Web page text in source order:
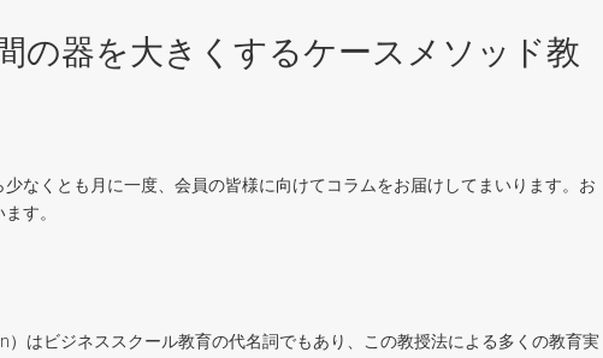
の器を大きくするケースメソッド教
なくとも月に一度、会員の皆様に向けてコラムをお届けしてまいります。お
す。
はビジネススクール教育の代名詞でもあり、この教授法による多くの教育実